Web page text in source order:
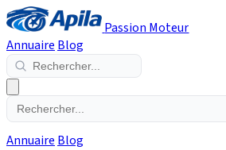
Passion Moteur
Annuaire Blog
Annuaire Blog